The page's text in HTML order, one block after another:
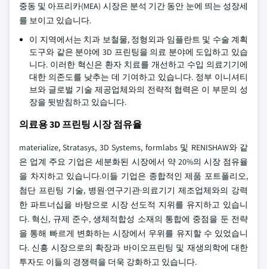
중동 및 아프리카(MEA) 시장은 분석 기간 동안 눈에 띄는 성장세
를 보이고 있습니다.
이 지역에서는 치과 보철물, 정형외과 임플란트 및 수술 계획
도구와 같은 분야에 3D 프린팅을 의료 분야에 도입하고 있습
니다. 이러한 혁신은 환자 치료를 개선하고 수입 의료기기에
대한 의존도를 낮추는 데 기여하고 있습니다. 정부 이니셔티
브와 글로벌 기술 제공업체와의 전략적 협력은 이 부문의 성
장을 뒷받침하고 있습니다.
의료용 3D 프린팅 시장 점유율
materialize, Stratasys, 3D Systems, formlabs 및 RENISHAW와 같
은 업계 주요 기업은 세분화된 시장에서 약 20%의 시장 점유율
을 차지하고 있습니다.이들 기업은 종합적인 제품 포트폴리오,
첨단 프린팅 기술, 병원·연구기관·의료기기 제조업체와의 강력
한 파트너십을 바탕으로 시장 선도적 지위를 유지하고 있습니
다. 혁신, 규제 준수, 생체적합성 소재의 통합에 중점을 둔 전략
을 통해 빠르게 변화하는 시장에서 우위를 유지할 수 있었습니
다. 신흥 시장으로의 확장과 바이오프린팅 및 재생의학에 대한
투자도 이들의 경쟁력을 더욱 강화하고 있습니다.